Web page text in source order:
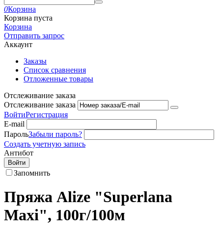
0Корзина
Корзина пуста
Корзина
Отправить запрос
Аккаунт
Заказы
Список сравнения
Отложенные товары
Отслеживание заказа
Отслеживание заказа
ВойтиРегистрация
E-mail
ПарольЗабыли пароль?
Создать учетную запись
Антибот
Войти
Запомнить
Пряжа Alize "Superlana
Maxi", 100г/100м